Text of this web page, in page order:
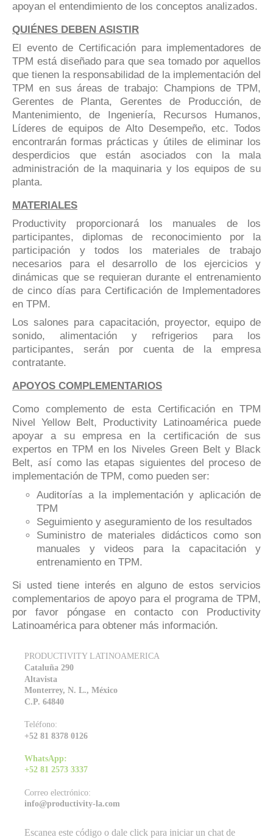
apoyan el entendimiento de los conceptos analizados.
QUIÉNES DEBEN ASISTIR
El evento de Certificación para implementadores de
TPM está diseñado para que sea tomado por aquellos
que tienen la responsabilidad de la implementación del
TPM en sus áreas de trabajo: Champions de TPM,
Gerentes de Planta, Gerentes de Producción, de
Mantenimiento, de Ingeniería, Recursos Humanos,
Líderes de equipos de Alto Desempeño, etc. Todos
encontrarán formas prácticas y útiles de eliminar los
desperdicios que están asociados con la mala
administración de la maquinaria y los equipos de su
planta.
MATERIALES
Productivity proporcionará los manuales de los
participantes, diplomas de reconocimiento por la
participación y todos los materiales de trabajo
necesarios para el desarrollo de los ejercicios y
dinámicas que se requieran durante el entrenamiento
de cinco días para Certificación de Implementadores
en TPM.
Los salones para capacitación, proyector, equipo de
sonido, alimentación y refrigerios para los
participantes, serán por cuenta de la empresa
contratante.
APOYOS COMPLEMENTARIOS
Como complemento de esta Certificación en TPM
Nivel Yellow Belt, Productivity Latinoamérica puede
apoyar a su empresa en la certificación de sus
expertos en TPM en los Niveles Green Belt y Black
Belt, así como las etapas siguientes del proceso de
implementación de TPM, como pueden ser:
Auditorías a la implementación y aplicación de
TPM
Seguimiento y aseguramiento de los resultados
Suministro de materiales didácticos como son
manuales y videos para la capacitación y
entrenamiento en TPM.
Si usted tiene interés en alguno de estos servicios
complementarios de apoyo para el programa de TPM,
por favor póngase en contacto con Productivity
Latinoamérica para obtener más información.
PRODUCTIVITY LATINOAMERICA
Cataluña 290
Altavista
Monterrey, N. L., México
C.P. 64840
Teléfono:
+52 81 8378 0126
WhatsApp:
+52 81 2573 3337
Correo electrónico:
info@productivity-la.com
Escanea este código o dale click para iniciar un chat de